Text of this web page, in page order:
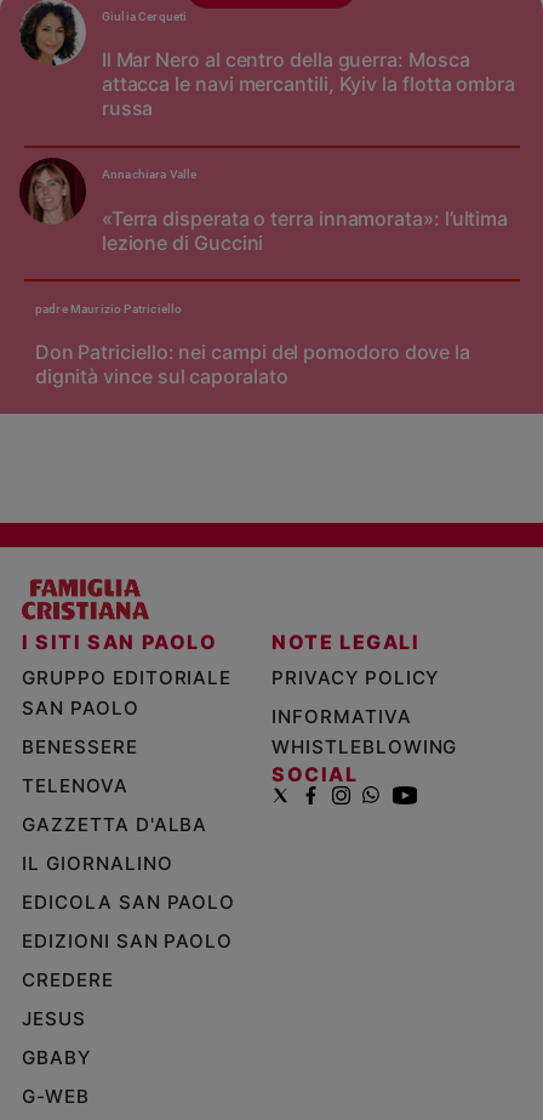
Il Mar Nero al centro della guerra: Mosca
attacca le navi mercantili, Kyiv la flotta ombra
russa
Giulia Cerqueti
«Terra disperata o terra innamorata»: l’ultima
lezione di Guccini
Annachiara Valle
Don Patriciello: nei campi del pomodoro dove la
dignità vince sul caporalato
padre Maurizio Patriciello
I SITI SAN PAOLO
GRUPPO EDITORIALE
SAN PAOLO
BENESSERE
TELENOVA
GAZZETTA D'ALBA
IL GIORNALINO
EDICOLA SAN PAOLO
EDIZIONI SAN PAOLO
CREDERE
JESUS
GBABY
G-WEB
NOTE LEGALI
PRIVACY POLICY
INFORMATIVA
WHISTLEBLOWING
SOCIAL